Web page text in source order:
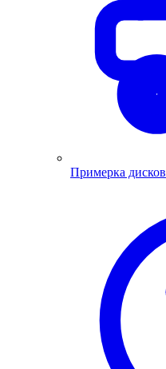
Примерка дисков